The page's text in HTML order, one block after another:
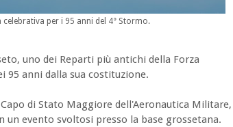
per i 95 anni del 4° Stormo.
uno dei Reparti più antichi della Forza
anni dalla sua costituzione.
di Stato Maggiore dell'Aeronautica Militare,
un evento svoltosi presso la base grossetana.